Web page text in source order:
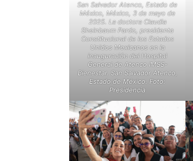
San Salvador Atenco, Estado de
México, México, 3 de mayo de
2025. La doctora Claudia
Sheinbaum Pardo, presidenta
Constitucional de los Estados
Unidos Mexicanos en la
inauguración del Hospital
General de Atenco IMSS-
Bienestar. San Salvador Atenco,
Estado de México. Foto:
Presidencia